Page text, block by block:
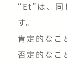
bon /
(形) よい
“Et”は、同
す。
肯定的なこ
否定的なこ